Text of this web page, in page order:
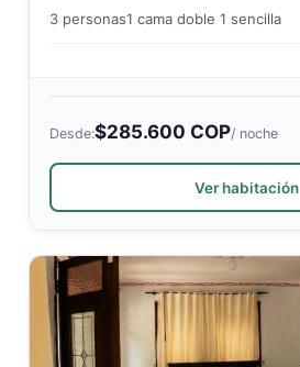
3 personas1 cama doble 1 sencilla
Desde:$285.600 COP/ noche
Ver habitación